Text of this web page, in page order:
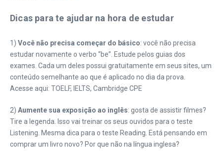
Dicas para te ajudar na hora de estudar
1) Você não precisa começar do básico: você não precisa
estudar novamente o verbo “be”. Estude pelos guias dos
exames. Cada um deles possui gratuitamente em seus sites, um
conteúdo semelhante ao que é aplicado no dia da prova.
Acesse aqui: TOELF, IELTS, Cambridge CPE
2) Aumente sua exposição ao inglês: gosta de assistir filmes?
Tire a legenda. Isso vai treinar os seus ouvidos para o teste
Listening. Mesma dica para o teste Reading. Está pensando em
comprar um livro novo? Por que não na língua inglesa?